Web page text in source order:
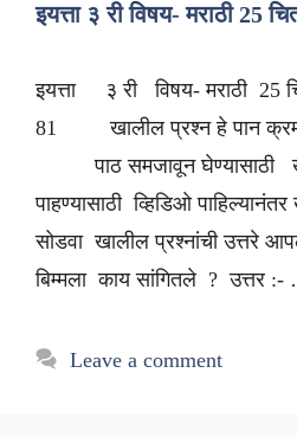
इयत्ता ३ री विषय- मराठी 25
इयत्ता ३ री विषय- मराठी
81 खालील प्रश्न हे पान
पाठ समजावून घेण्यासाठी
पाहण्यासाठी व्हिडिओ
सोडवा खालील प्रश्नांची उत्तरे
बिम्मला काय सांगितले ? उत्तर :-
Leave a comment